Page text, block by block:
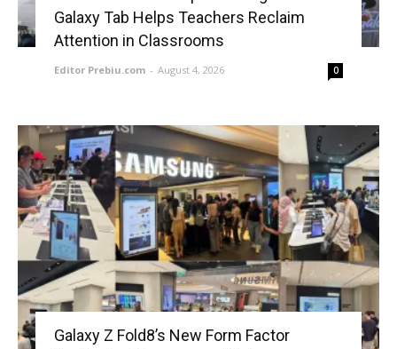
Galaxy Tab Helps Teachers Reclaim
Attention in Classrooms
Editor Prebiu.com - August 4, 2026 0
Galaxy Z Fold8’s New Form Factor